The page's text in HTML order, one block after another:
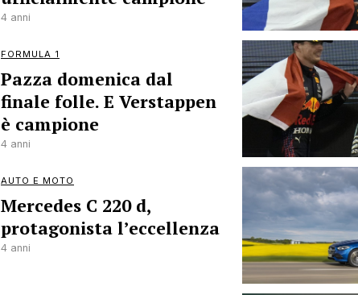
4 anni
FORMULA 1
Pazza domenica dal
finale folle. E Verstappen
è campione
4 anni
AUTO E MOTO
Mercedes C 220 d,
protagonista l’eccellenza
4 anni